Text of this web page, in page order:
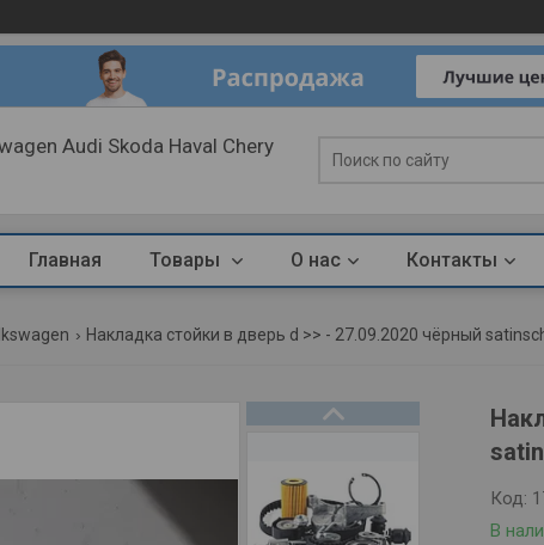
Audi Skoda Haval Chery
Главная Товары О нас Контакты
Накладка стойки в дверь d >> - 27.09.2020 чёрный
В
Код: